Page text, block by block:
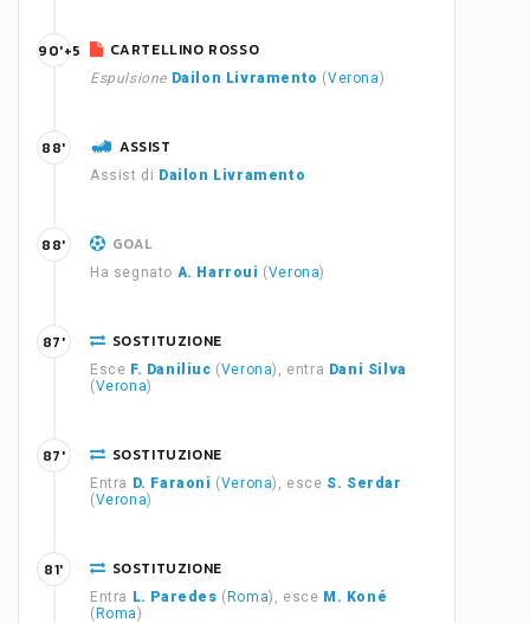
CARTELLINO ROSSO
Espulsione Dailon Livramento (Verona)
90'+5
ASSIST
Assist di Dailon Livramento
88'
GOAL
Ha segnato A. Harroui (Verona)
88'
SOSTITUZIONE
Esce F. Daniliuc (Verona), entra Dani Silva
(Verona)
87'
SOSTITUZIONE
Entra D. Faraoni (Verona), esce S. Serdar
(Verona)
87'
SOSTITUZIONE
Entra L. Paredes ( Roma), esce M. Koné
( Roma)
81'